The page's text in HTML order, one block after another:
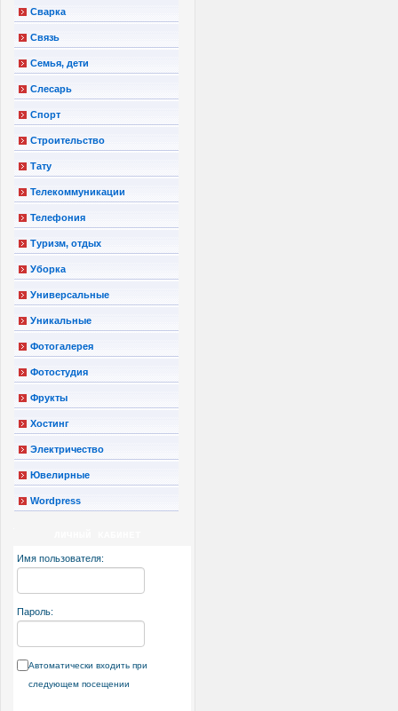
Сварка
Связь
Семья, дети
Слесарь
Спорт
Строительство
Тату
Телекоммуникации
Телефония
Туризм, отдых
Уборка
Универсальные
Уникальные
Фотогалерея
Фотостудия
Фрукты
Хостинг
Электричество
Ювелирные
Wordpress
Имя пользователя:
Пароль:
Автоматически входить при
следующем посещении